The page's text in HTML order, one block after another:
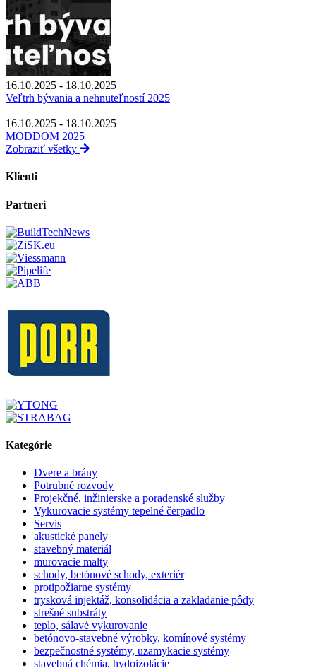
16.10.2025 - 18.10.2025
Veľtrh bývania a nehnuteľností 2025
16.10.2025 - 18.10.2025
MODDOM 2025
Zobraziť všetky
Klienti
Partneri
Kategórie
Dvere a brány
Potrubné rozvody
Projekčné, inžinierske a poradenské služby
Vykurovacie systémy tepelné čerpadlo
Servis
akustické panely
stavebný materiál
murovacie malty
schody, betónové schody, exteriér
protipožiarne systémy
trysková injektáž, konsolidácia a zakladanie pôdy
strešné substráty
teplo, sálavé vykurovanie
betónovo-stavebné výrobky, komínové systémy
bezpečnostné systémy, uzamykacie systémy
stavebná chémia, hydoizolácie